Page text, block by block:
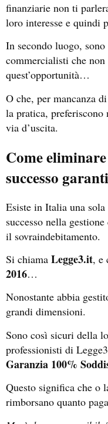
finanziarie non ti
loro interesse e quindi
In secondo luogo,
commercialisti che non
quest’opportunità…
O che, per mancanza
la pratica,
via d’uscita.
Come
successo
Esiste in Italia una
successo nella
il sovraindebitamento.
Si chiama Legge3.it, e
2016…
Nonostante abbia
grandi dimensioni.
Sono così sicuri della
professionisti di
Garanzia 100%
Questo significa che o
rimborsano quanto